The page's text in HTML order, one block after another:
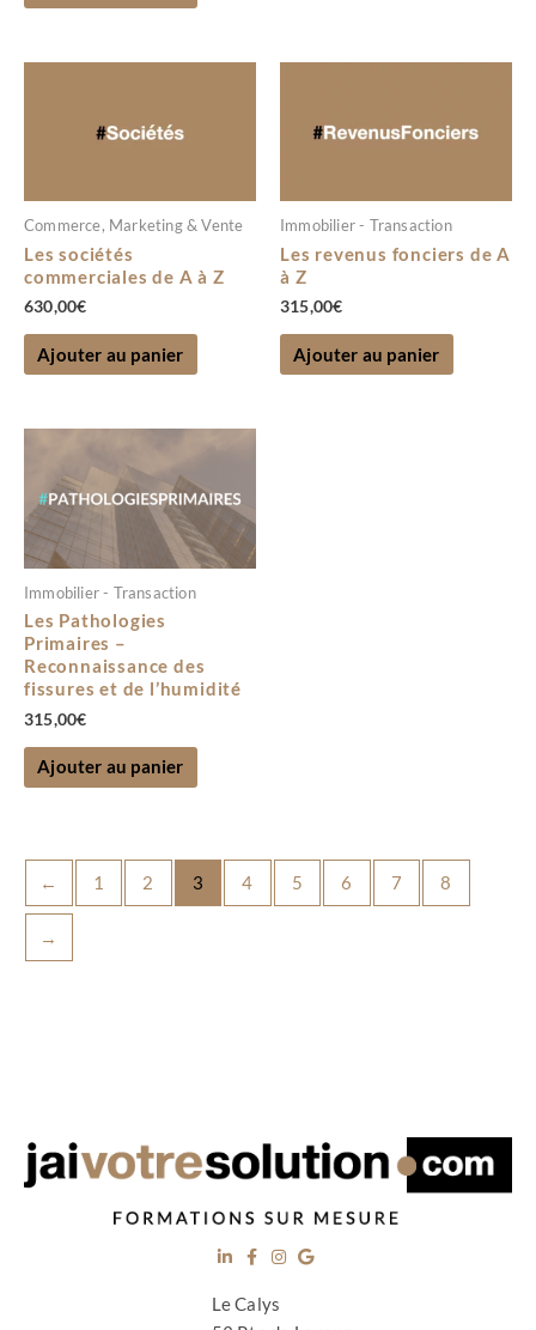
Commerce, Marketing & Vente
Les sociétés
commerciales de A à Z
630,00€
Ajouter au panier
Immobilier - Transaction
Les revenus fonciers de A
à Z
315,00€
Ajouter au panier
Immobilier - Transaction
Les Pathologies
Primaires –
Reconnaissance des
fissures et de l’humidité
315,00€
Ajouter au panier
← 1 2 3 4 5 6 7 8
→
Le Calys